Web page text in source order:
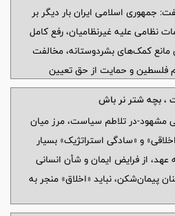
جمهوری اسلامی ایران بار دیگر بر
نظامی علیه غیرنظامیان، رفع کامل
کمک‌های بشردوستانه، مخالفت
فلسطین و حمایت از حق تعیین
، بچه شتر نر باش
مشهود-در تلاطم سیاست، مرز میان
و «سادگی استراتژیک» بسیار
از فرایض ایمان و شأن انسانی
پیمان‌شکن، نباید «اخلاق» منجر به